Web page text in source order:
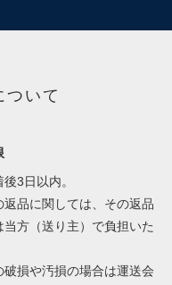
ついて
3日以内。
返品に関しては、その返品
当方（送り主）で負担いた
破損や汚損の場合は運送会